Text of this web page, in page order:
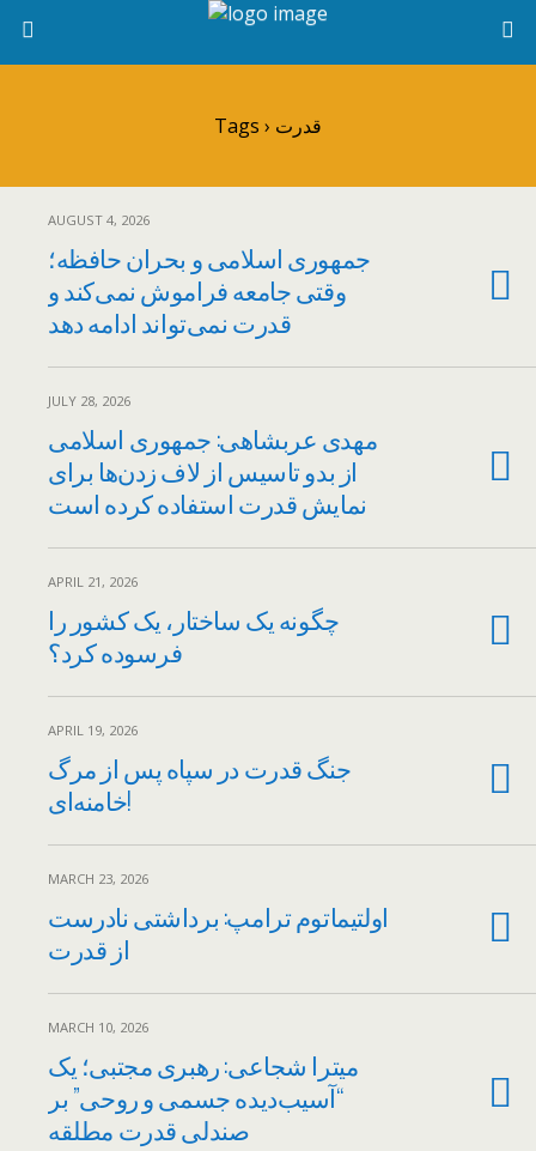
Tags › قدرت
AUGUST 4, 2026
جمهوری اسلامی و بحران حافظه؛
وقتی جامعه فراموش نمی‌کند و
قدرت نمی‌تواند ادامه دهد
JULY 28, 2026
مهدی عربشاهی: جمهوری اسلامی
از بدو تاسیس از لاف زدن‌ها برای
نمایش قدرت استفاده کرده است
APRIL 21, 2026
چگونه یک ساختار، یک کشور را
فرسوده کرد؟
APRIL 19, 2026
جنگ قدرت در سپاه پس از مرگ
خامنه‌ای!
MARCH 23, 2026
اولتیماتوم ترامپ: برداشتی نادرست
از قدرت
MARCH 10, 2026
میترا شجاعی: رهبری مجتبی؛ یک
“آسیب‌دیده جسمی و روحی” بر
صندلی قدرت مطلقه